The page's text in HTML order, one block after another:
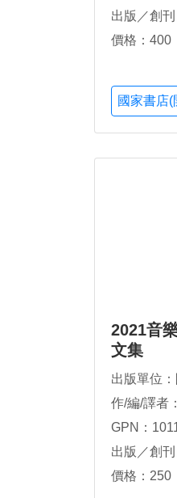
其賢
出版／創
價格：400
國家書店
2021音
文集
出版單位：
作/編/譯者
GPN：
出版／創
價格：250